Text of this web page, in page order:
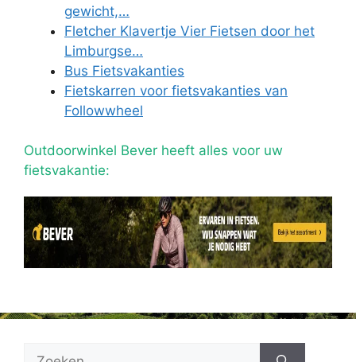
gewicht,…
Fletcher Klavertje Vier Fietsen door het
Limburgse…
Bus Fietsvakanties
Fietskarren voor fietsvakanties van
Followwheel
Outdoorwinkel Bever heeft alles voor uw
fietsvakantie: